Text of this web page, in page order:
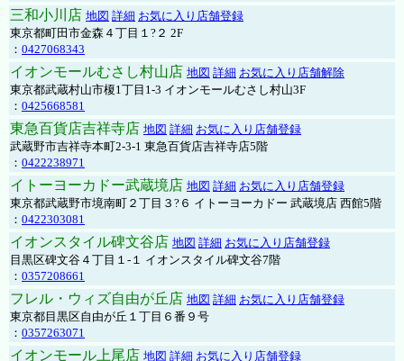
三和小川店 地図 詳細 お気に入り店舗登録
東京都町田市金森４丁目１?２ 2F
： 0427068343
イオンモールむさし村山店 地図 詳細 お気に入り店舗解除
東京都武蔵村山市榎1丁目1-3 イオンモールむさし村山3F
： 0425668581
東急百貨店吉祥寺店 地図 詳細 お気に入り店舗登録
武蔵野市吉祥寺本町2-3-1 東急百貨店吉祥寺店5階
： 0422238971
イトーヨーカドー武蔵境店 地図 詳細 お気に入り店舗登録
東京都武蔵野市境南町２丁目３?６ イトーヨーカドー 武蔵境店 西館5階
： 0422303081
イオンスタイル碑文谷店 地図 詳細 お気に入り店舗登録
目黒区碑文谷４丁目１-１ イオンスタイル碑文谷7階
： 0357208661
フレル・ウィズ自由が丘店 地図 詳細 お気に入り店舗登録
東京都目黒区自由が丘１丁目６番９号
： 0357263071
イオンモール上尾店 地図 詳細 お気に入り店舗登録